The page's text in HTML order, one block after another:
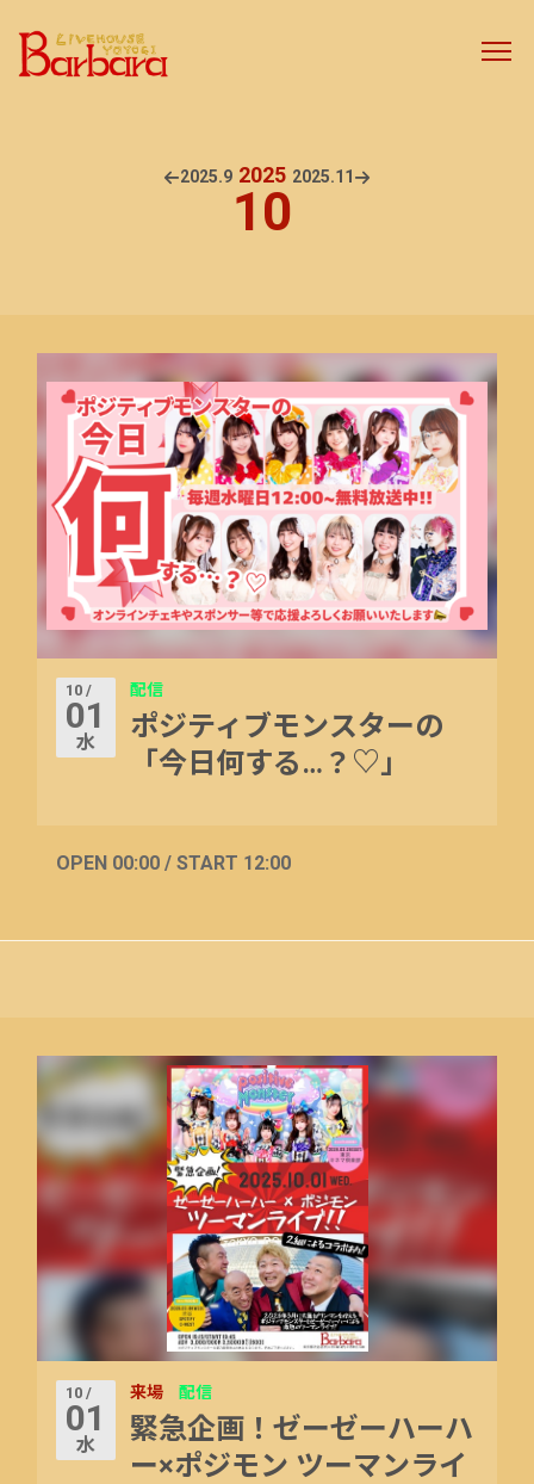
2025.9 2025
10
2025.11
10 /
01
水
配信
ポジティブモンスターの
「今日何する…？♡」
OPEN 00:00 / START 12:00
10 /
01
水
来場 配信
緊急企画！ゼーゼーハーハ
ー×ポジモン ツーマンライ